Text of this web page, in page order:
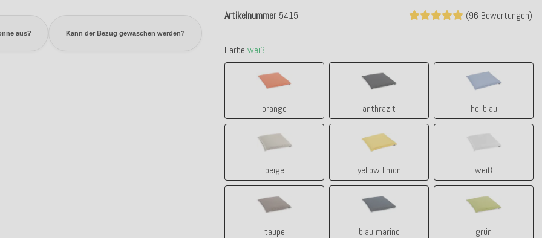
aus? Kann der Bezug gewaschen werden?
(96 Bewertungen)
Artikelnummer 5415
Farbeweiß
orange anthrazit hellblau
hellblau
beige
beige
yellow limon
yellow limon
weiß
taupe blau marino grün